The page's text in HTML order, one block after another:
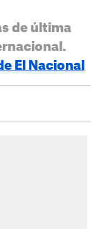
de última
El Nacional